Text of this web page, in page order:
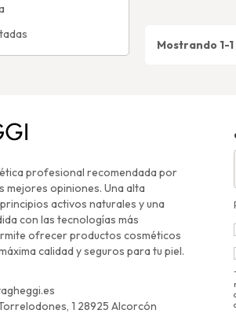
Mostrando 1-
profesional recomendada por
mejores opiniones. Una alta
activos naturales y una
con las tecnologías más
ofrecer productos cosméticos
calidad y seguros para tu piel.
1 28925 Alcorcón